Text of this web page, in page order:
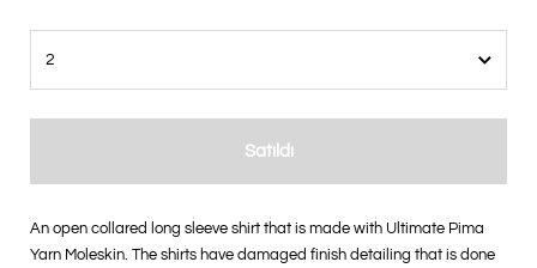
Satıldı
An open collared long sleeve shirt that is made with Ultimate Pima
Yarn Moleskin. The shirts have damaged finish detailing that is done